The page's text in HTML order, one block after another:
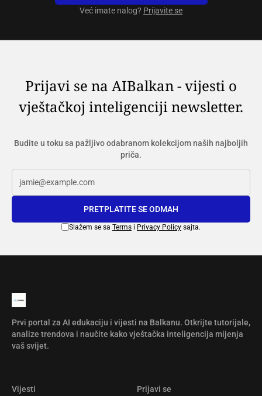
Već imate nalog? Prijavite se
Prijavi se na AIBalkan - vijesti o
vještačkoj inteligenciji newsletter.
Budite u toku sa pažljivo odabranom kolekcijom naših najboljih
priča.
PRETPLATITE SE ODMAH
Slažem se sa Terms i Privacy Policy sajta.
Prvi portal za AI edukaciju i vijesti na Balkanu. Otkrijte tutorijale,
analize trendova i naučite kako vještačka inteligencija mijenja
vaš svijet.
Vijesti
Prijavi se